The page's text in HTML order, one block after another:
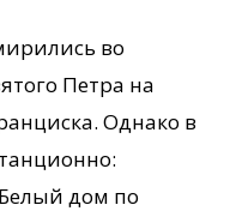
во
Петра на
Однако в
дом по